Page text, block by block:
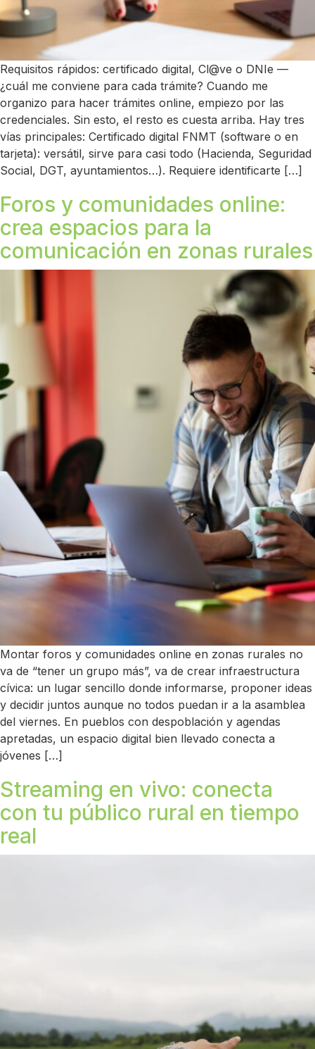
Requisitos rápidos: certificado digital, Cl@ve o DNIe —
¿cuál me conviene para cada trámite? Cuando me
organizo para hacer trámites online, empiezo por las
credenciales. Sin esto, el resto es cuesta arriba. Hay tres
vías principales: Certificado digital FNMT (software o en
tarjeta): versátil, sirve para casi todo (Hacienda, Seguridad
Social, DGT, ayuntamientos…). Requiere identificarte […]
Foros y comunidades online:
crea espacios para la
comunicación en zonas rurales
Montar foros y comunidades online en zonas rurales no
va de “tener un grupo más”, va de crear infraestructura
cívica: un lugar sencillo donde informarse, proponer ideas
y decidir juntos aunque no todos puedan ir a la asamblea
del viernes. En pueblos con despoblación y agendas
apretadas, un espacio digital bien llevado conecta a
jóvenes […]
Streaming en vivo: conecta
con tu público rural en tiempo
real